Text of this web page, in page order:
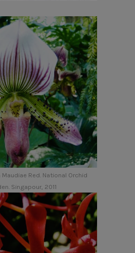
Red. National Orchid
Singapour, 2011